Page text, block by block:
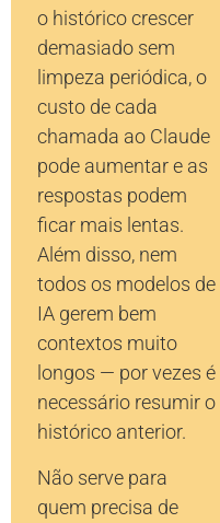
o histórico crescer
demasiado sem
limpeza periódica, o
custo de cada
chamada ao Claude
pode aumentar e as
respostas podem
ficar mais lentas.
Além disso, nem
todos os modelos de
IA gerem bem
contextos muito
longos — por vezes é
necessário resumir o
histórico anterior.
Não serve para
quem precisa de